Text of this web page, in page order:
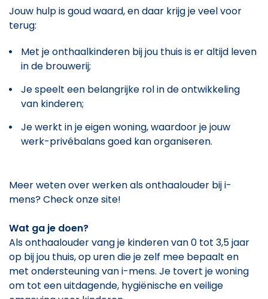
Jouw hulp is goud waard, en daar krijg je veel voor
terug:
Met je onthaalkinderen bij jou thuis is er altijd leven
in de brouwerij;
Je speelt een belangrijke rol in de ontwikkeling
van kinderen;
Je werkt in je eigen woning, waardoor je jouw
werk-privébalans goed kan organiseren.
Meer weten over werken als onthaalouder bij i-
mens? Check onze site!
Wat ga je doen?
Als onthaalouder vang je kinderen van 0 tot 3,5 jaar
op bij jou thuis, op uren die je zelf mee bepaalt en
met ondersteuning van i-mens. Je tovert je woning
om tot een uitdagende, hygiënische en veilige